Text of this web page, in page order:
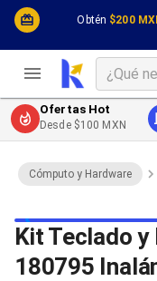
Obtén $200
Cómputo y Hardware
Desktop y Portátiles
Impresión y
Celulares y Telefonía
Energía
Cómputo y Hardware
Cables
Cables PC
Cables PC USB
Cables PC Serial
Cables PC SATA /
Cables PC SAS
Cables PC VGA /
Cables de Audio /
Cables de Audio /
Cables de Audio /
Cables de Audio /
Ofertas Hot
Desde $100 MXN
Cómputo y Hardware
Kit Teclado
180795